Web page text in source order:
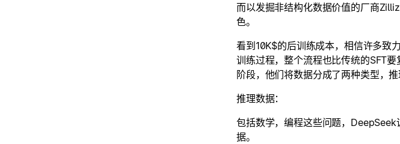
而以发掘非结构化数据价值的厂商
色。
看到10K$的后训练成本，相信许多致
训练过程，整个流程也比传统的SFT
阶段，他们将数据分成了两种类型，
推理数据：
包括数学，编程这些问题，
据。